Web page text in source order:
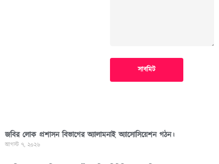
সাবমিট
জবির লোক প্রশাসন বিভাগের অ্যালামনাই অ্যাসোসিয়েশন গঠন।
আগস্ট ৭, ২০২৬